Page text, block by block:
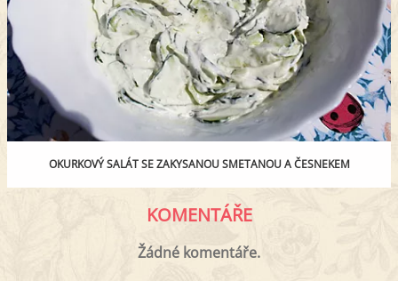
OKURKOVÝ SALÁT SE ZAKYSANOU SMETANOU A ČESNEKEM
KOMENTÁŘE
Žádné komentáře.